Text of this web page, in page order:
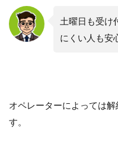
土曜日も受け
にくい人も安
オペレーターによっては
す。